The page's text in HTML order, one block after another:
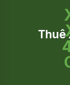
Thuê